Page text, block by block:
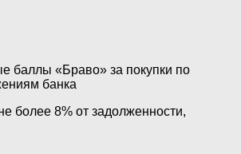
баллы «Браво» за покупки по
банка
более 8% от задолженности,